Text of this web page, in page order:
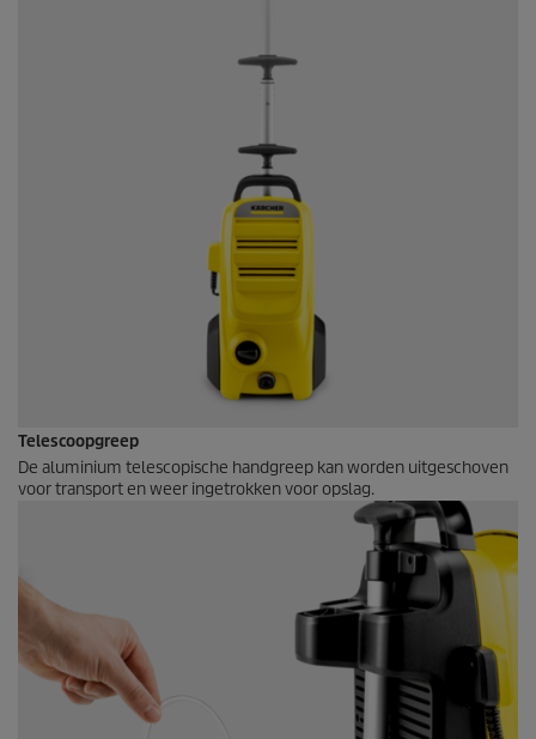
Telescoopgreep
De aluminium telescopische handgreep kan worden uitgeschoven
voor transport en weer ingetrokken voor opslag.